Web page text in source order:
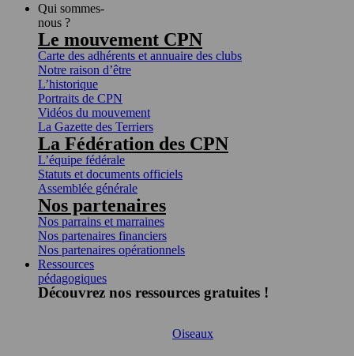
Qui sommes-
nous ?
Le mouvement CPN
Carte des adhérents et annuaire des clubs
Notre raison d’être
L’historique
Portraits de CPN
Vidéos du mouvement
La Gazette des Terriers
La Fédération des CPN
L’équipe fédérale
Statuts et documents officiels
Assemblée générale
Nos partenaires
Nos parrains et marraines
Nos partenaires financiers
Nos partenaires opérationnels
Ressources
pédagogiques
Découvrez nos ressources gratuites !
Oiseaux